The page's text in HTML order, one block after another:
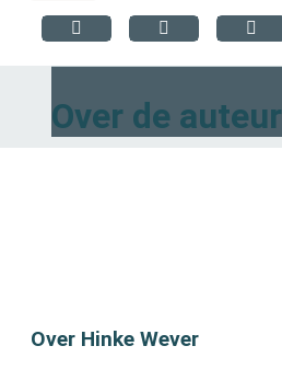
Over de auteur
Over Hinke Wever